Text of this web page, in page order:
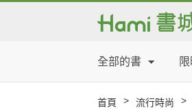
全部的書
首頁 > 流行時尚 >